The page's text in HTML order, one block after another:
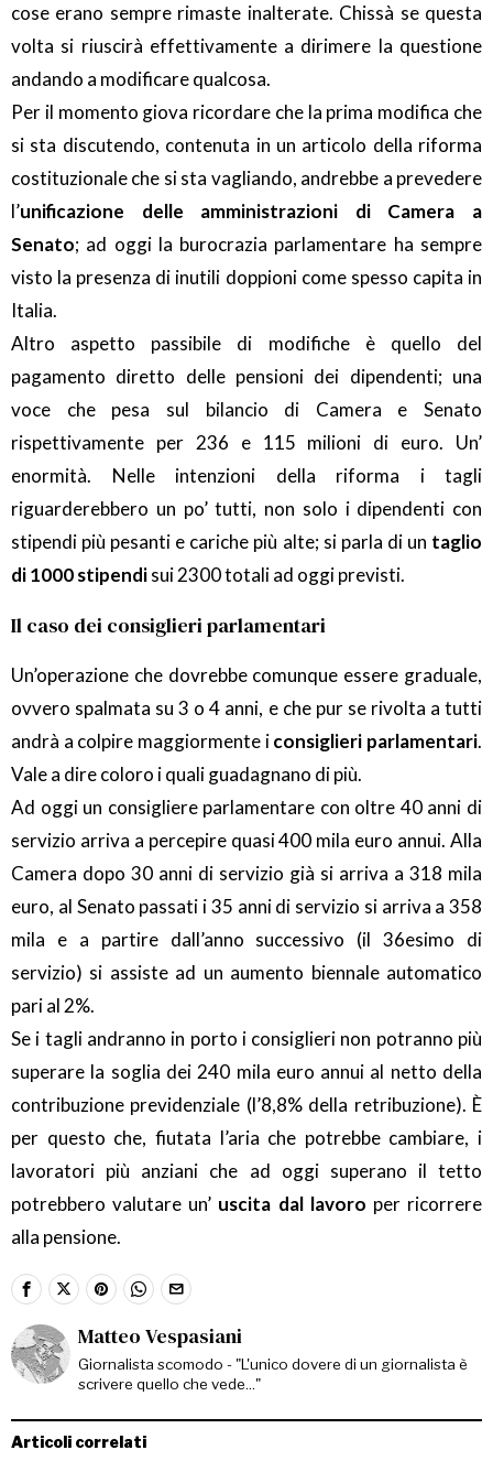
cose erano sempre rimaste inalterate. Chissà se questa
volta si riuscirà effettivamente a dirimere la questione
andando a modificare qualcosa.
Per il momento giova ricordare che la prima modifica che
si sta discutendo, contenuta in un articolo della riforma
costituzionale che si sta vagliando, andrebbe a prevedere
l’unificazione delle amministrazioni di Camera a
Senato; ad oggi la burocrazia parlamentare ha sempre
visto la presenza di inutili doppioni come spesso capita in
Italia.
Altro aspetto passibile di modifiche è quello del
pagamento diretto delle pensioni dei dipendenti; una
voce che pesa sul bilancio di Camera e Senato
rispettivamente per 236 e 115 milioni di euro. Un’
enormità. Nelle intenzioni della riforma i tagli
riguarderebbero un po’ tutti, non solo i dipendenti con
stipendi più pesanti e cariche più alte; si parla di un taglio
di 1000 stipendisui 2300 totali ad oggi previsti.
Il caso dei consiglieri parlamentari
Un’operazione che dovrebbe comunque essere graduale,
ovvero spalmata su 3 o 4 anni, e che pur se rivolta a tutti
andrà a colpire maggiormente iconsiglieri parlamentari.
Vale a dire coloro i quali guadagnano di più.
Ad oggi un consigliere parlamentare con oltre 40 anni di
servizio arriva a percepire quasi 400 mila euro annui. Alla
Camera dopo 30 anni di servizio già si arriva a 318 mila
euro, al Senato passati i 35 anni di servizio si arriva a 358
mila e a partire dall’anno successivo (il 36esimo di
servizio) si assiste ad un aumento biennale automatico
pari al 2%.
Se i tagli andranno in porto i consiglieri non potranno più
superare la soglia dei 240 mila euro annui al netto della
contribuzione previdenziale (l’8,8% della retribuzione). È
per questo che, fiutata l’aria che potrebbe cambiare, i
lavoratori più anziani che ad oggi superano il tetto
potrebbero valutare un’ uscita dal lavoro per ricorrere
alla pensione.
Matteo Vespasiani
Giornalista scomodo - "L'unico dovere di un giornalista è
scrivere quello che vede..."
Articoli correlati